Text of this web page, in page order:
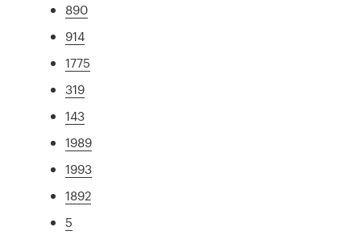
890
914
1775
319
143
1989
1993
1892
5